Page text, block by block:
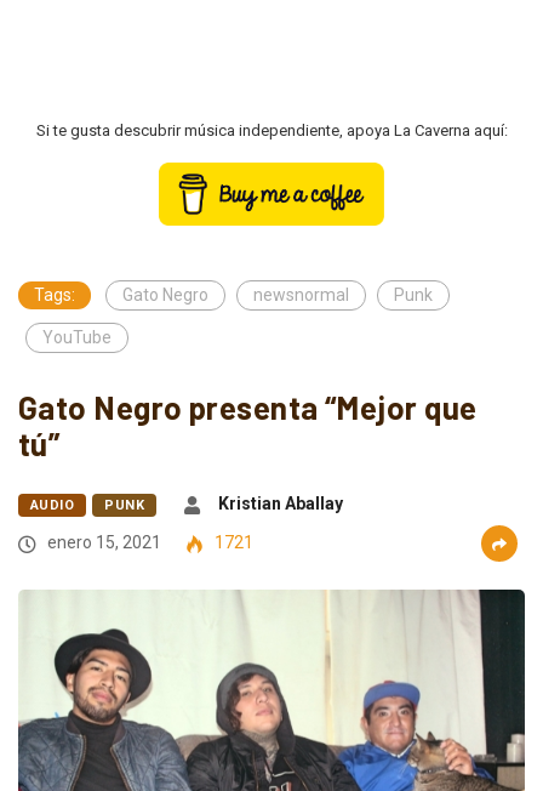
Si te gusta descubrir música independiente, apoya La Caverna aquí:
Tags: Gato Negro newsnormal Punk
YouTube
Gato Negro presenta “Mejor que
tú”
AUDIO PUNK
Kristian Aballay
enero 15, 2021
1721